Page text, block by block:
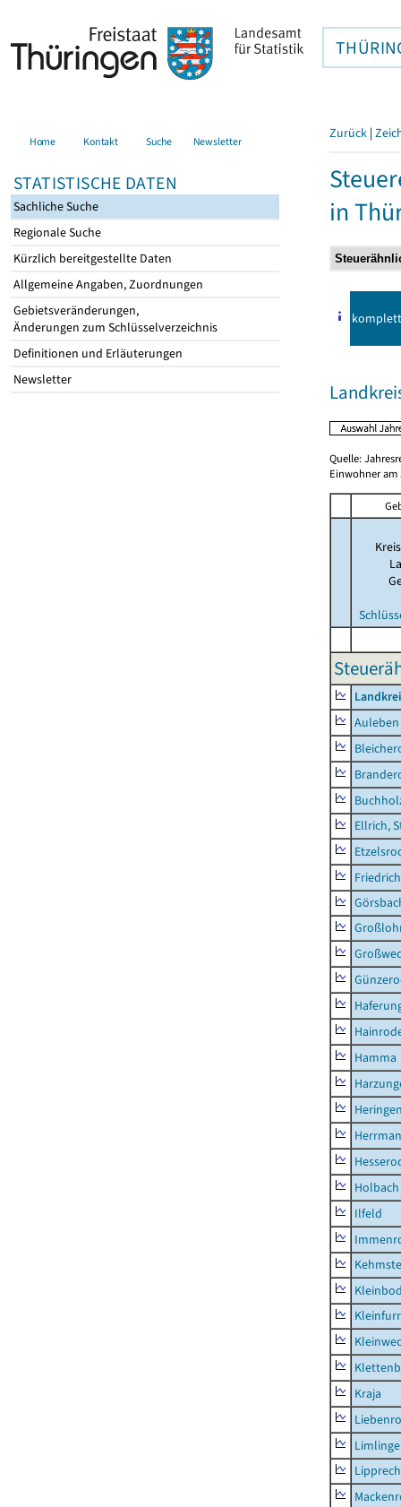
Home Kontakt Suche Newsletter
STATISTISCHE DATEN
Sachliche Suche
Regionale Suche
Kürzlich bereitgestellte Daten
Allgemeine Angaben, Zuordnungen
Gebietsveränderungen,
Änderungen zum Schlüsselverzeichnis
Definitionen und Erläuterungen
Newsletter
Zurück |
in
komplett
Quelle:
Einwohner am
Auleben
Ellrich,
Hamma
Holbach
Ilfeld
Kraja